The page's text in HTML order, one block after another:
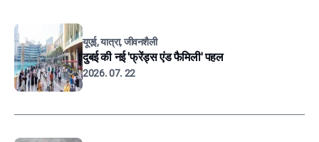
यूएई, यात्रा, जीवनशैली
दुबई की नई 'फ्रेंड्स एंड फैमिली' पहल
2026. 07. 22